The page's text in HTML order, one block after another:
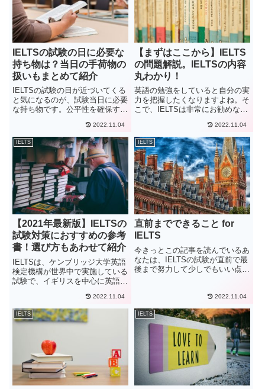
IELTSの試験の日に必要な
持ち物は？当日の手荷物の
扱いもまとめて紹介
IELTSの試験の日が近づいてくる
と気になるのが、試験当日に必要
な持ち物です。公平性を確保する
り試験会場に持ち込めるものが厳
格に決められていて、使える筆記
用具も細かく指定されています。
また持って行かないと試...
2022.11.04
【まずはここから】IELTS
の問題解説。IELTSの内容
丸わかり！
英語の勉強をしていると自分の実
力を把握したくなりますよね。そ
こで、IELTSは非常にお勧めなの
スト？ 何ができるの？このよう
に思う方も少なくないでしょう。
今日はIELTSの問題をお勧めする
理由を紹介してい...
2022.11.04
IELTS
【2021年最新版】IELTSの
試験対策におすすめの参考
書！選び方もあわせて紹介
IELTSは、ケンブリッジ大学英語
検定機構が世界中で実施している
試験で、イギリスを中心に英語圏
す。日本でも海外の大学への留学
のためや、自分の英語力の証明の
ために受ける人が年々増えてきて
2022.11.04
IELTS
直前までできること for
IELTS
今きっとこの記事を読んでいるあ
なたは、IELTSの試験が直前で最
後まで努力して少しでもいい点を
もかつてはそんなあなたと同じで
した。そして今日は、そんな方た
ちに向けて直前まで少しでも僕...
2022.11.04
IELTS IELTS